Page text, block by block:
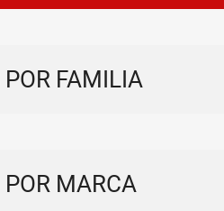
POR FAMILIA
POR MARCA